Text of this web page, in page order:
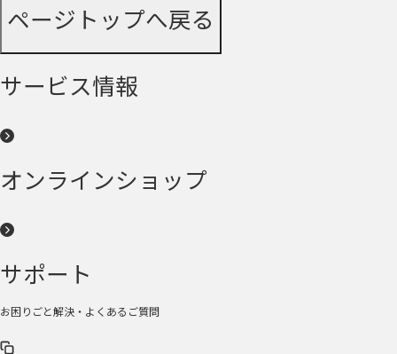
ページトップへ戻る
サービス情報
オンラインショップ
サポート
お困りごと解決・よくあるご質問